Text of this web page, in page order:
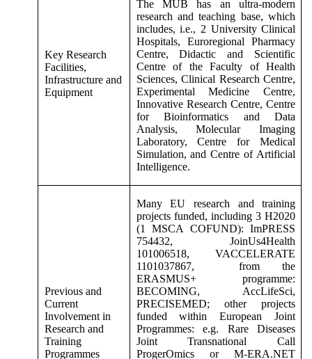
Key Research
Facilities,
Infrastructure and
Equipment
The MUB has an ultra-modern
research and teaching base, which
includes, i.e., 2 University Clinical
Hospitals, Euroregional Pharmacy
Centre, Didactic and Scientific
Centre of the Faculty of Health
Sciences, Clinical Research Centre,
Experimental Medicine Centre,
Innovative Research Centre, Centre
for Bioinformatics and Data
Analysis, Molecular Imaging
Laboratory, Centre for Medical
Simulation, and Centre of Artificial
Intelligence.
Previous and
Current
Involvement in
Research and
Training
Programmes
Many EU research and training
projects funded, including 3 H2020
(1 MSCA COFUND): ImPRESS
754432, JoinUs4Health
101006518, VACCELERATE
1101037867, from the
ERASMUS+ programme:
BECOMING, AccLifeSci,
PRECISEMED; other projects
funded within European Joint
Programmes: e.g. Rare Diseases
Joint Transnational Call
ProgerOmics or M-ERA.NET